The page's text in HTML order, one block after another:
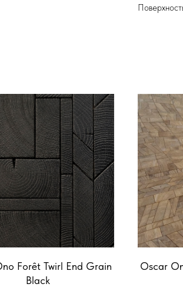
Forêt Twirl End Grain
Black
Oscar